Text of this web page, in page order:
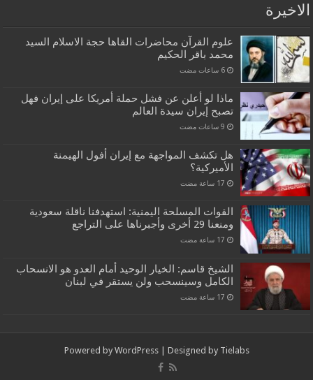
الاخيرة
علوم القرآن محاضرات القاها حجة الاسلام السيد
محمد باقر الحكيم
‏6 ساعات مضت
ماذا لو أعلن عن فشل حملة أمريكا على إيران فهل
تصبح إيران سيدة العالم
هل تكشف المواجهة مع إيران أفول الهيمنة
الأميركية؟
القوات المسلحة اليمنية: استهدفنا ناقلة سعودية
ومنعنا 29 أخرى وأجبرناها على التراجع
الشيخ قاسم: الخيار الوحيد أمام العدو هو الانسحاب
الكامل وسينسحب ولن يستقر في لبنان
Powered by WordPress| Designed by Tielabs